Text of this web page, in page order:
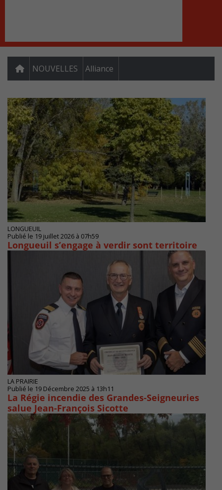
NOUVELLES Alliance
LONGUEUIL
Publié le 19 juillet 2026 à 07h59
Longueuil s’engage à verdir sont territoire
LA PRAIRIE
Publié le 19 Décembre 2025 à 13h11
La Régie incendie des Grandes-Seigneuries
salue Jean-François Sicotte